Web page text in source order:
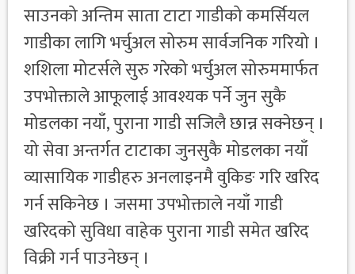
साउनको अन्तिम साता टाटा गाडीको कमर्सियल
गाडीका लागि भर्चुअल सोरुम सार्वजनिक गरियो ।
शशिला मोटर्सले सुरु गरेको भर्चुअल सोरुममार्फत
उपभोक्ताले आफूलाई आवश्यक पर्ने जुन सुकै
मोडलका नयाँ, पुराना गाडी सजिलै छान्न सक्नेछन् ।
यो सेवा अन्तर्गत टाटाका जुनसुकै मोडलका नयाँ
व्यासायिक गाडीहरु अनलाइनमै वुकिङ गरि खरिद
गर्न सकिनेछ । जसमा उपभोक्ताले नयाँ गाडी
खरिदको सुविधा वाहेक पुराना गाडी समेत खरिद
विक्री गर्न पाउनेछन् ।